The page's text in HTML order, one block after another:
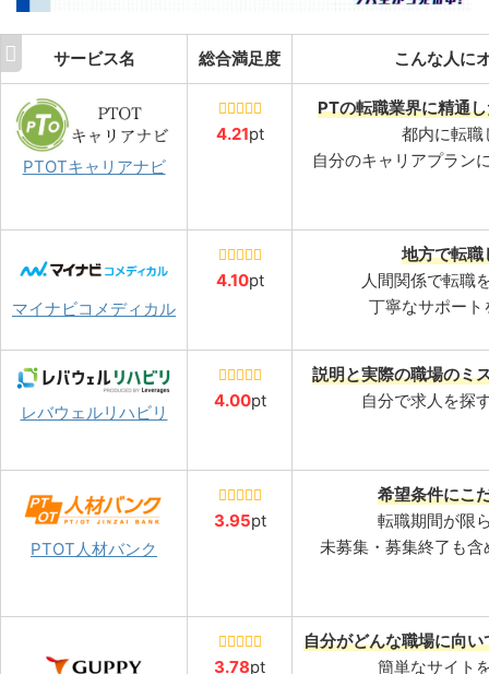
サービス名 総合満足度 こんな人に
PTOTキャリアナビ
4.21pt
PTの転職業界に精通
都内に転職
自分のキャリアプラン
マイナビコメディカル
4.10pt
地方で転職
人間関係で転職
丁寧なサポート
レバウェルリハビリ
4.00pt
説明と実際の職場のミ
自分で求人を探
PTOT人材バンク
3.95pt
希望条件にこ
転職期間が限
未募集・募集終了も
3.78pt
自分がどんな職場に向
簡単なサイト